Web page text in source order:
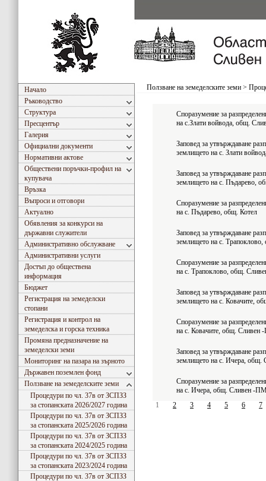
Начало
Ръководство
Структура
Пресцентър
Галерия
Официални документи
Нормативни актове
Обществени поръчки-профил на
купувача
Връзка
Въпроси и отговори
Актуално
Обявления за конкурси на
държавни служители
Административно обслужване
Административни услуги
Достъп до обществена
информация
Бюджет
Регистрация на земеделски
стопани
Регистрация и контрол на
земеделска и горска техника
Промяна предназначение на
земеделски земи
Мониторинг на пазара на зърното
Държавен поземлен фонд
Ползване на земеделските земи
Процедури по чл. 37в от ЗСПЗЗ
за стопанската 2026/2027 година
Процедури по чл. 37в от ЗСПЗЗ
за стопанската 2025/2026 година
Процедури по чл. 37в от ЗСПЗЗ
за стопанската 2024/2025 година
Процедури по чл. 37в от ЗСПЗЗ
за стопанската 2023/2024 година
Процедури по чл. 37в от ЗСПЗЗ
Ползване на земеделските земи >
Споразумение за
на с.Злати войвода, общ.
Заповед за утвърждаване
землището на с. Злати
Заповед за утвърждаване
землището на с. Пъдарево,
Споразумение за
на с. Пъдарево, общ. Котел
Заповед за утвърждаване
землището на с.
Споразумение за
на с. Трапоклово, общ.
Заповед за утвърждаване
землището на с. Ковачите,
Споразумение за
на с. Ковачите, общ.
Заповед за утвърждаване
землището на с. Ичера,
Споразумение за
на с. Ичера, общ. Сливен -
1
2 3 4 5 6 7